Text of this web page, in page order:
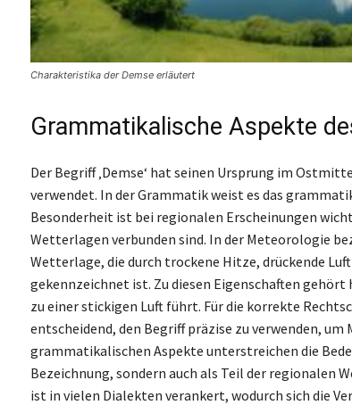
Charakteristika der Demse erläutert
Grammatikalische Aspekte
Der Begriff ‚Demse‘ hat seinen Ursprung im
verwendet. In der Grammatik weist es das
Besonderheit ist bei regionalen Erscheinungen
Wetterlagen verbunden sind. In der Meteorologie
Wetterlage, die durch trockene Hitze, drückende
gekennzeichnet ist. Zu diesen Eigenschaften gehört
zu einer stickigen Luft führt. Für die korrekte
entscheidend, den Begriff präzise zu verwenden, um
grammatikalischen Aspekte unterstreichen die
Bezeichnung, sondern auch als Teil der regionalen
ist in vielen Dialekten verankert, wodurch sich die